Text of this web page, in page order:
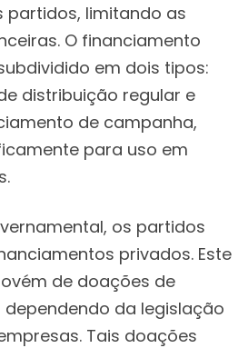
partidos, limitando as
O financiamento
em dois tipos:
distribuição regular e
de campanha,
para uso em
os partidos
privados. Este
de doações de
da legislação
Tais doações